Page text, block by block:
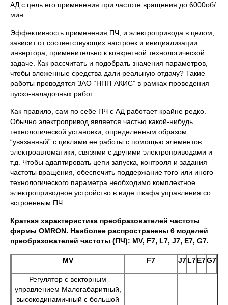
АД с цель его применения при частоте вращения до 6000об/
мин.
Эффективность применения ПЧ, и электропривода в целом,
зависит от соответствующих настроек и инициализации
инвертора, применительно к конкретной технологической
задаче. Как рассчитать и подобрать значения параметров,
чтобы вложенные средства дали реальную отдачу? Такие
работы проводятся ЗАО “НПП”АКИС” в рамках проведения
пуско-наладочных работ.
Как правило, сам по себе ПЧ с АД работает крайне редко.
Обычно электропривод является частью какой-нибудь
технологической установки, определенным образом
“увязанный” с циклами ее работы с помощью элементов
электроавтоматики, связями с другими электроприводами и
т.д. Чтобы адаптировать цепи запуска, контроля и задания
частоты вращения, обеспечить поддержание того или иного
технологического параметра необходимо комплектное
электроприводное устройство в виде шкафа управления со
встроенным ПЧ.
Краткая характеристика преобразователей частоты
фирмы OMRON. Наиболее распространены 6 моделей
преобразователей частоты (ПЧ): MV, F7, L7, J7, E7, G7.
MV F7 J7L7E7G7
Регулятор с векторным
управлением Малогабаритный,
высокодинамичный с большой